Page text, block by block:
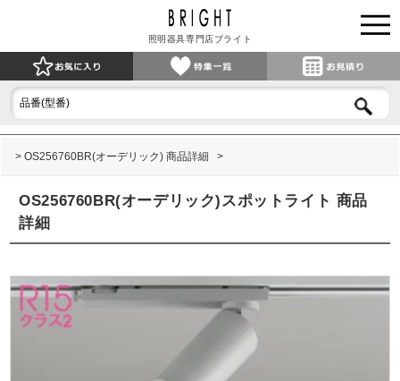
照明器具専門店ブライト
OS256760BR(オーデリック) 商品詳細
OS256760BR(オーデリック)スポットライト 商品
詳細